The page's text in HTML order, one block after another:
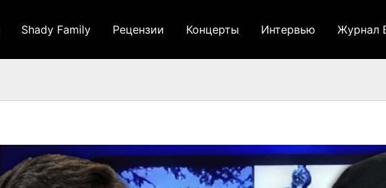
Shady Family Рецензии Концерты Интервью Журнал